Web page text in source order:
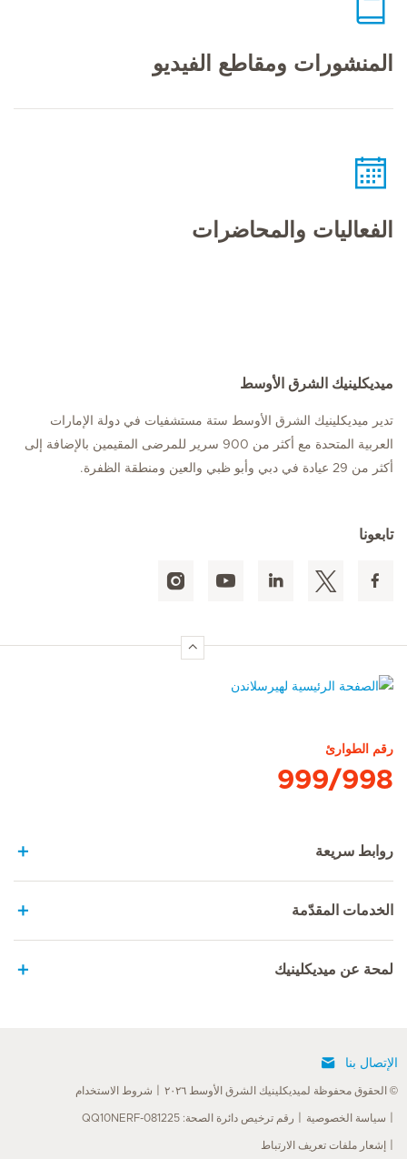
المنشورات ومقاطع الفيديو
الفعاليات والمحاضرات
ميديكلينيك الشرق الأوسط
تدير ميديكلينيك الشرق الأوسط ستة مستشفيات في دولة الإمارات
العربية المتحدة مع أكثر من 900 سرير للمرضى المقيمين بالإضافة إلى
أكثر من 29 عيادة في دبي وأبو ظبي والعين ومنطقة الظفرة.
تابعونا
رقم الطوارئ
999/998
روابط سريعة
الخدمات المقدّمة
لمحة عن ميديكلينيك
الإتصال بنا
© الحقوق محفوظة لميديكلينيك الشرق الأوسط ٢٠٢٦ شروط الاستخدام
سياسة الخصوصية رقم ترخيص دائرة الصحة: QQ10NERF-081225
إشعار ملفات تعريف الارتباط